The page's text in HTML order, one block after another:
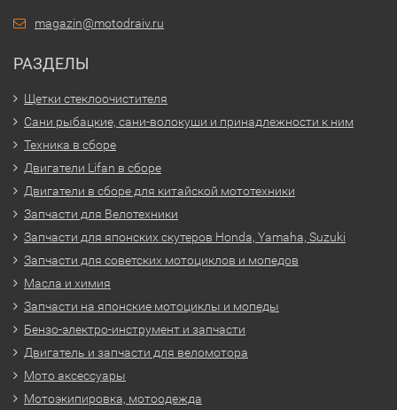
magazin@motodraiv.ru
РАЗДЕЛЫ
Щетки стеклоочистителя
Сани рыбацкие, сани-волокуши и принадлежности к ним
Техника в сборе
Двигатели Lifan в сборе
Двигатели в сборе для китайской мототехники
Запчасти для Велотехники
Запчасти для японских скутеров Honda, Yamaha, Suzuki
Запчасти для советских мотоциклов и мопедов
Масла и химия
Запчасти на японские мотоциклы и мопеды
Бензо-электро-инструмент и запчасти
Двигатель и запчасти для веломотора
Мото аксессуары
Мотоэкипировка, мотоодежда